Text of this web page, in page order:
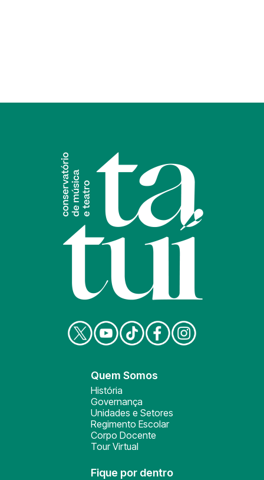
Quem Somos
História
Governança
Unidades e Setores
Regimento Escolar
Corpo Docente
Tour Virtual
Fique por dentro